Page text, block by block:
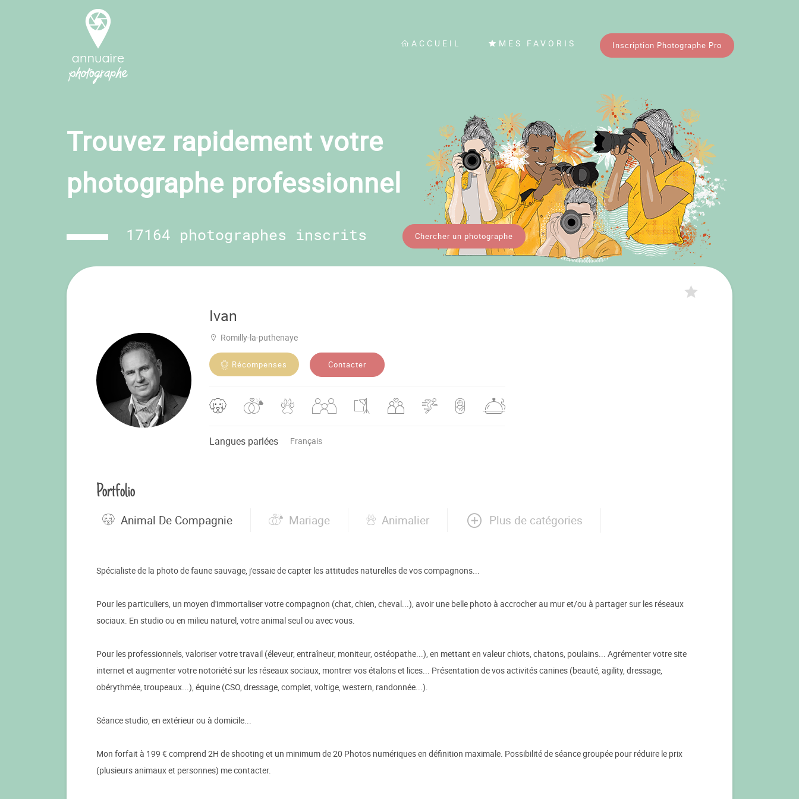
ACCUEIL MES FAVORIS Inscription Photographe Pro
Trouvez rapidement votre
photographe professionnel
17164 photographes inscrits Chercher un photographe
Ivan
Romilly-la-puthenaye
Récompenses Contacter
Langues parlées Français
Portfolio
Animal De Compagnie Mariage Animalier Plus de catégories
Spécialiste de la photo de faune sauvage, j'essaie de capter les attitudes naturelles de vos compagnons...
Pour les particuliers, un moyen d'immortaliser votre compagnon (chat, chien, cheval...), avoir une belle photo à accrocher au mur et/ou à partager sur les réseaux
sociaux. En studio ou en milieu naturel, votre animal seul ou avec vous.
Pour les professionnels, valoriser votre travail (éleveur, entraîneur, moniteur, ostéopathe...), en mettant en valeur chiots, chatons, poulains... Agrémenter votre site
internet et augmenter votre notoriété sur les réseaux sociaux, montrer vos étalons et lices... Présentation de vos activités canines (beauté, agility, dressage,
obérythmée, troupeaux...), équine (CSO, dressage, complet, voltige, western, randonnée...).
Séance studio, en extérieur ou à domicile...
Mon forfait à 199 € comprend 2H de shooting et un minimum de 20 Photos numériques en définition maximale. Possibilité de séance groupée pour réduire le prix
(plusieurs animaux et personnes) me contacter.